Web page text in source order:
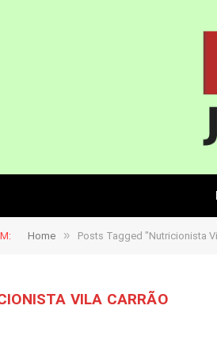
Home » Posts Tagged "Nutricionista
VILA CARRÃO